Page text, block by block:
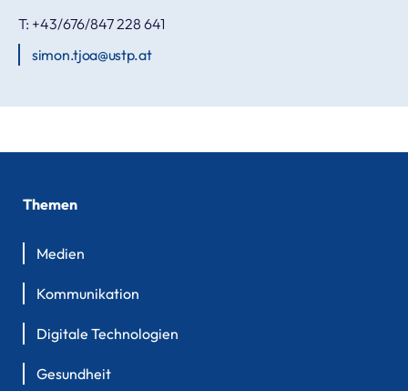
T: +43/676/847 228 641
simon.tjoa@ustp.at
Themen
Medien
Kommunikation
Digitale Technologien
Gesundheit